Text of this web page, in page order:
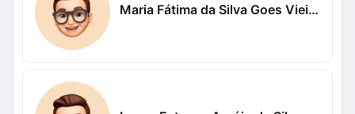
Maria Fátima da Silva Goes Vieira Vieira